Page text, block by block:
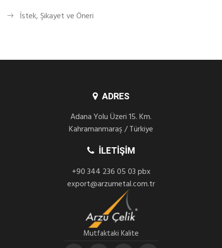
İstek, Şikayet ve Öneri
ADRES
Adana Yolu Üzeri 15. Km.
Kahramanmaraş / Türkiye
İLETIŞIM
+90 344 236 05 03 pbx
export@arzumetal.com.tr
Mutfaktaki Kalite